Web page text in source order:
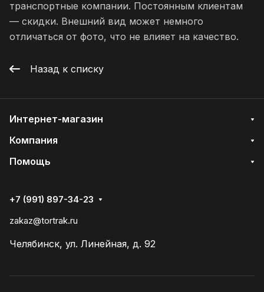
транспортные компании. Постоянным клиентам
— скидки. Внешний вид может немного
отличаться от фото, что не влияет на качество.
Назад к списку
Интернет-магазин
Компания
Помощь
+7 (991) 897-34-23
zakaz@tortrak.ru
Челябинск, ул. Линейная, д. 92